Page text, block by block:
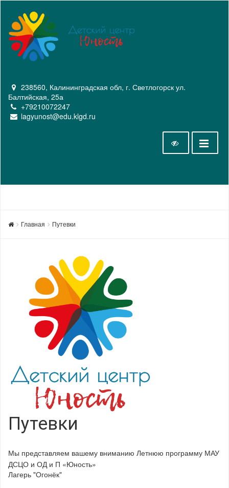
238560, Калининградская обл, г. Светлогорск ул.
Балтийская, 25а
+79210072247
lagyunost@edu.klgd.ru
Главная Путевки
Путевки
Мы представляем вашему вниманию Летнюю программу МАУ
ДСЦО и ОД и П «Юность»
Лагерь "Огонёк"